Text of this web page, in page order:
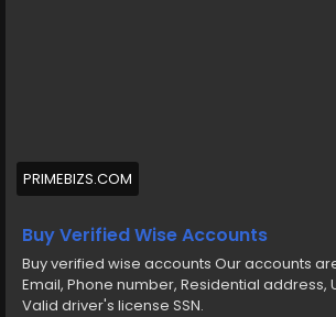
Buy verified wise accounts from us
verified, Phone number, Residential
passport, Valid driver s license SSN
https://primebizs.com/product/buy-
PRIMEBIZS.COM
Buy Verified Wise Accounts
Buy verified wise accounts Our accounts
Email, Phone number, Residential address,
Valid driver's license SSN.